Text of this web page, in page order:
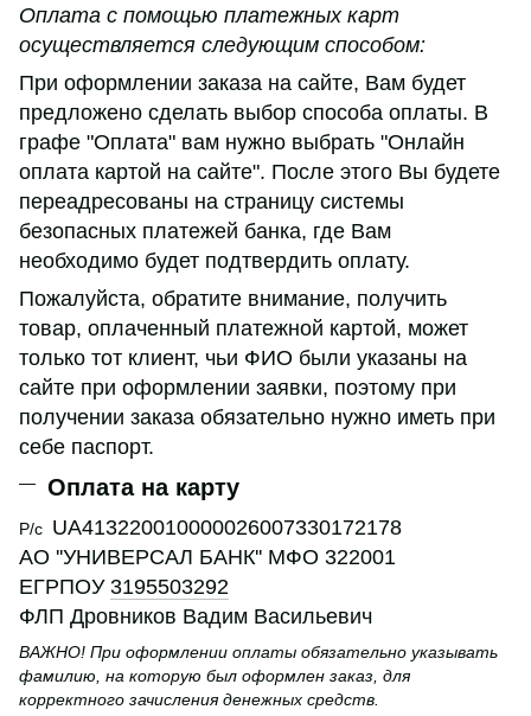
Оплата с помощью платежных карт
осуществляется следующим способом:
При оформлении заказа на сайте, Вам будет
предложено сделать выбор способа оплаты. В
графе "Оплата" вам нужно выбрать "Онлайн
оплата картой на сайте". После этого Вы будете
переадресованы на страницу системы
безопасных платежей банка, где Вам
необходимо будет подтвердить оплату.
Пожалуйста, обратите внимание, получить
товар, оплаченный платежной картой, может
только тот клиент, чьи ФИО были указаны на
сайте при оформлении заявки, поэтому при
получении заказа обязательно нужно иметь при
себе паспорт.
Оплата на карту
Р/с UA413220010000026007330172178
АО ''УНИВЕРСАЛ БАНК'' МФО 322001
ЕГРПОУ 3195503292
ФЛП Дровников Вадим Васильевич
ВАЖНО! При оформлении оплаты обязательно указывать
фамилию, на которую был оформлен заказ, для
корректного зачисления денежных средств.